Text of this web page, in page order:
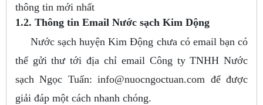
thông tin mới nhất
1.2. Thông tin Email Nước sạch Kim Dộng
Nước sạch huyện Kim Động chưa có email bạn có
thể gửi thư tới địa chỉ email Công ty TNHH Nước
sạch Ngọc Tuấn:info@nuocngoctuan.com để được
giải đáp một cách nhanh chóng.